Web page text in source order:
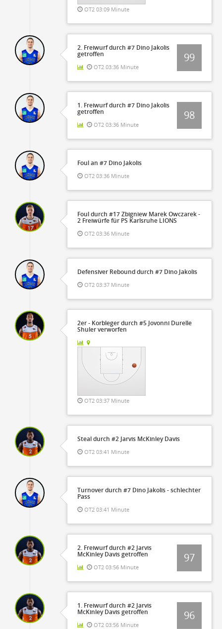
OT2 03:09 Minute
2. Freiwurf durch #7 Dino Jakolis
getroffen
OT2 03:36 Minute
99
1. Freiwurf durch #7 Dino Jakolis
getroffen
OT2 03:36 Minute
98
Foul an #7 Dino Jakolis
OT2 03:36 Minute
Foul durch #17 Zbigniew Marek Owczarek -
2 Freiwürfe für PS Karlsruhe LIONS
OT2 03:36 Minute
Defensiver Rebound durch #7 Dino Jakolis
OT2 03:37 Minute
2er - Korbleger durch #5 Jovonni Durelle
Shuler verworfen
OT2 03:37 Minute
Steal durch #2 Jarvis McKinley Davis
OT2 03:41 Minute
Turnover durch #7 Dino Jakolis - schlechter
Pass
OT2 03:41 Minute
2. Freiwurf durch #2 Jarvis
McKinley Davis getroffen
OT2 03:56 Minute
97
1. Freiwurf durch #2 Jarvis
McKinley Davis getroffen
OT2 03:56 Minute
96